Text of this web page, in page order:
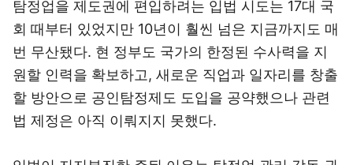
탐정업을 제도권에 편입하려는 입법 시도는 17대 국
회 때부터 있었지만 10년이 훨씬 넘은 지금까지도 매
번 무산됐다. 현 정부도 국가의 한정된 수사력을 지
원할 인력을 확보하고, 새로운 직업과 일자리를 창출
할 방안으로 공인탐정제도 도입을 공약했으나 관련
법 제정은 아직 이뤄지지 못했다.